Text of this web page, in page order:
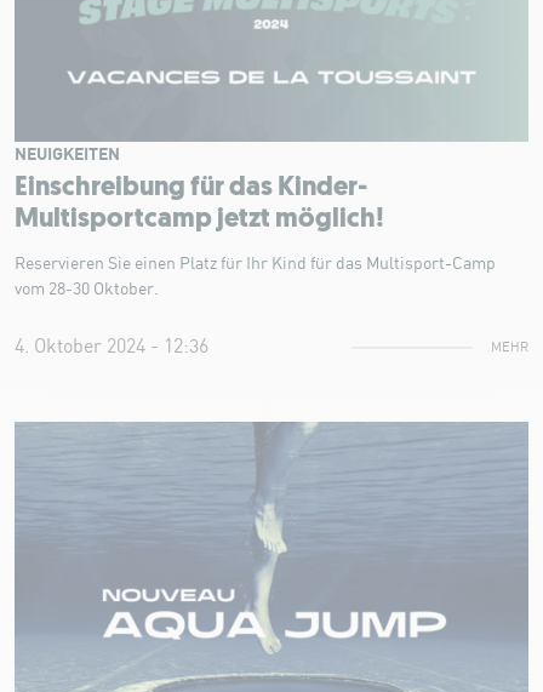
Einschreibung für das Kinder-
Multisportcamp jetzt möglich!
NEUIGKEITEN
Reservieren Sie einen Platz für Ihr Kind für das Multisport-Camp
vom 28-30 Oktober.
4. Oktober 2024 - 12:36 MEHR